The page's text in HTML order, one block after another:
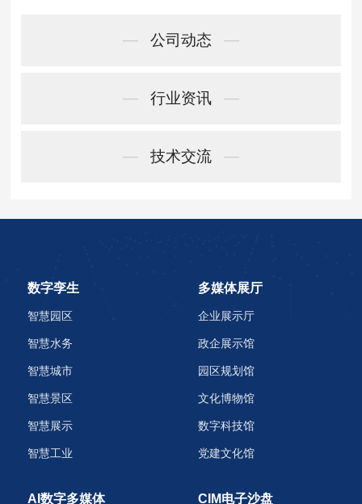
—公司动态 —
—行业资讯 —
—技术交流 —
数字孪生
智慧园区
智慧水务
智慧城市
智慧景区
智慧展示
智慧工业
多媒体展厅
企业展示厅
政企展示馆
园区规划馆
文化博物馆
数字科技馆
党建文化馆
AI数字多媒体 CIM电子沙盘